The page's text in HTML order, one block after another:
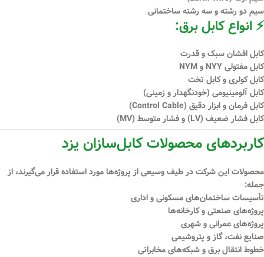
سیم دو رشته و سه رشته ساختمانی
⚡ انواع کابل برق:
کابل افشان سبک و قدرت
کابل مفتولی NYY و NYM
کابل کولری و کابل تخت
کابل آلومینیومی (خودنگهدار و زمینی)
کابل فرمان و ابزار دقیق (Control Cable)
کابل فشار ضعیف (LV) و فشار متوسط (MV)
کاربردهای محصولات کابل‌سازان یزد
محصولات این شرکت در طیف وسیعی از پروژه‌ها مورد استفاده قرار می‌گیرند، از
جمله:
تأسیسات ساختمان‌های مسکونی و اداری
پروژه‌های صنعتی و کارخانه‌ها
پروژه‌های عمرانی و شهری
صنایع نفت، گاز و پتروشیمی
خطوط انتقال برق و شبکه‌های مخابراتی